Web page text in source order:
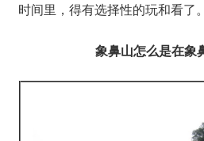
时间里，得有选择性的玩和看了。
象鼻山怎么是在象